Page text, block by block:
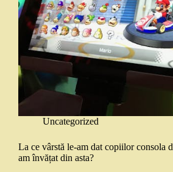
Uncategorized
La ce vârstă le-am dat copiilor consola
am învățat din asta?